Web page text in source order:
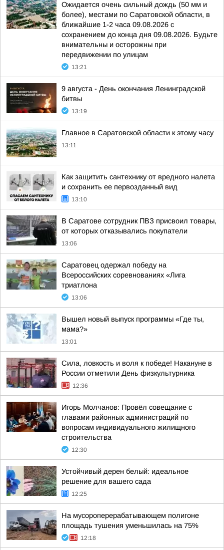
Ожидается очень сильный дождь (50 мм и
более), местами по Саратовской области, в
ближайшие 1-2 часа 09.08.2026 с
сохранением до конца дня 09.08.2026. Будьте
внимательны и осторожны при
передвижении по улицам
13:21
9 августа - День окончания Ленинградской
битвы
13:19
Главное в Саратовской области к этому часу
13:11
Как защитить сантехнику от вредного налета
и сохранить ее первозданный вид
13:10
В Саратове сотрудник ПВЗ присвоил товары,
от которых отказывались покупатели
13:06
Саратовец одержал победу на
Всероссийских соревнованиях «Лига
триатлона
13:06
Вышел новый выпуск программы «Где ты,
мама?»
13:01
Сила, ловкость и воля к победе! Накануне в
России отметили День физкультурника
12:36
Игорь Молчанов: Провёл совещание с
главами районных администраций по
вопросам индивидуального жилищного
строительства
12:30
Устойчивый дерен белый: идеальное
решение для вашего сада
12:25
На мусороперерабатывающем полигоне
площадь тушения уменьшилась на 75%
12:18